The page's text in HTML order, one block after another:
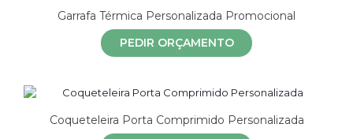
Garrafa Térmica Personalizada Promocional
PEDIR ORÇAMENTO
Coqueteleira Porta Comprimido Personalizada